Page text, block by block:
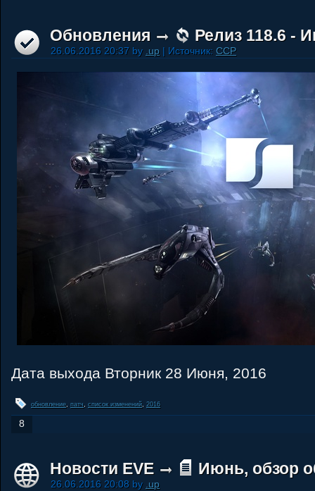
Обновления Релиз 118.6 -
26.06.2016 20:37 by .up | Источник: CCP
Дата выхода Вторник 28 Июня, 2016
обновление, патч, список изменений, 2016
8
Новости EVE Июнь, обзор
26.06.2016 20:08 by .up